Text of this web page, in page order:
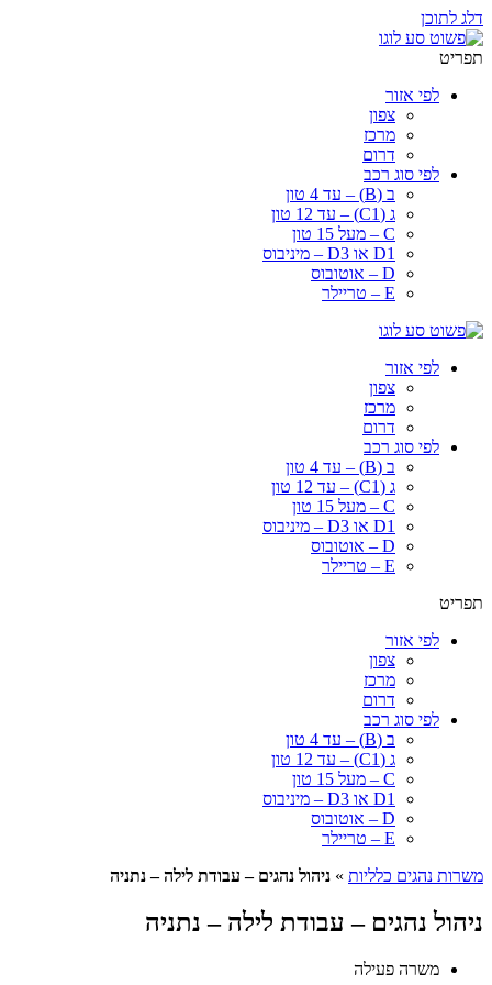
דלג לתוכן
תפריט
לפי אזור
צפון
מרכז
דרום
לפי סוג רכב
ב (B) – עד 4 טון
ג (C1) – עד 12 טון
C – מעל 15 טון
D1 או D3 – מיניבוס
D – אוטובוס
E – טריילר
לפי אזור
צפון
מרכז
דרום
לפי סוג רכב
ב (B) – עד 4 טון
ג (C1) – עד 12 טון
C – מעל 15 טון
D1 או D3 – מיניבוס
D – אוטובוס
E – טריילר
תפריט
לפי אזור
צפון
מרכז
דרום
לפי סוג רכב
ב (B) – עד 4 טון
ג (C1) – עד 12 טון
C – מעל 15 טון
D1 או D3 – מיניבוס
D – אוטובוס
E – טריילר
משרות נהגים כלליות » ניהול נהגים – עבודת לילה – נתניה
ניהול נהגים – עבודת לילה – נתניה
משרה פעילה